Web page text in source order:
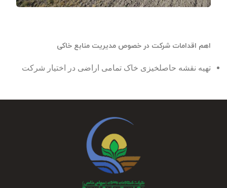
اهم اقدامات شرکت در خصوص مدیریت منابع خاکی
تهیه نقشه حاصلخیزی خاک تمامی اراضی در اختیار شرکت